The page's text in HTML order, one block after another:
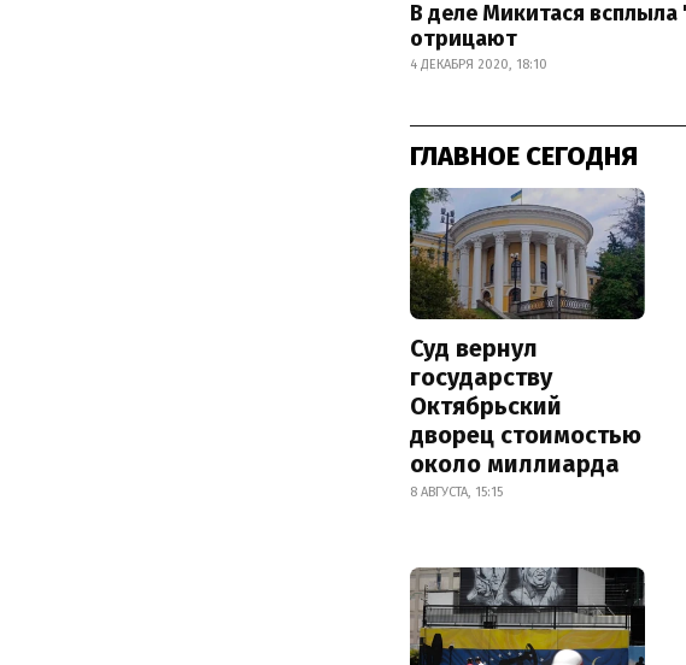
В деле Микитася всплыла
отрицают
4 ДЕКАБРЯ 2020, 18:10
ГЛАВНОЕ СЕГОДНЯ
Суд вернул
государству
Октябрьский
дворец стоимостью
около миллиарда
8 АВГУСТА, 15:15